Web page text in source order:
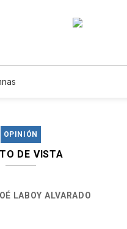
OPINIÓN
DE VISTA
LABOY ALVARADO